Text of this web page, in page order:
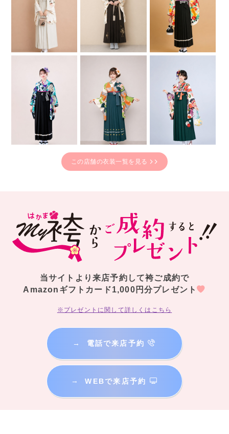
この店舗の衣装一覧を見る
当サイトより来店予約して袴ご成約で
Amazonギフトカード1,000円分プレゼント
※プレゼントに関して詳しくはこちら
→ 電話で来店予約
→ WEBで来店予約